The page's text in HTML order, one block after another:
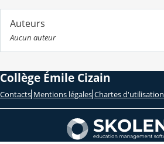
Auteurs
Aucun auteur
Collège Émile Cizain
Contacts Mentions légales Chartes d'utilisation